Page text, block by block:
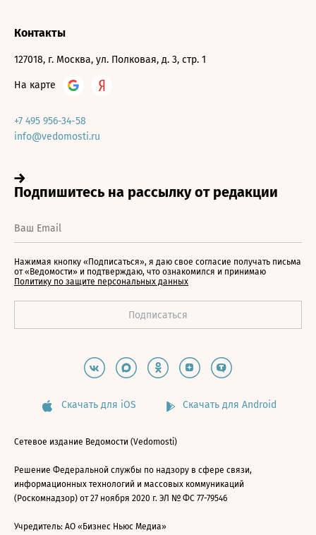
Контакты
127018, г. Москва, ул. Полковая, д. 3, стр. 1
На карте
+7 495 956-34-58
info@vedomosti.ru
Нажимая кнопку «Подписаться», я даю свое согласие получать письма
от «Ведомости» и подтверждаю, что ознакомился и принимаю
Политику по защите персональных данных
Скачать для iOS Скачать для Android
Сетевое издание Ведомости (Vedomosti)
Решение Федеральной службы по надзору в сфере связи,
информационных технологий и массовых коммуникаций
(Роскомнадзор) от 27 ноября 2020 г. ЭЛ № ФС 77-79546
Учредитель: АО «Бизнес Ньюс Медиа»